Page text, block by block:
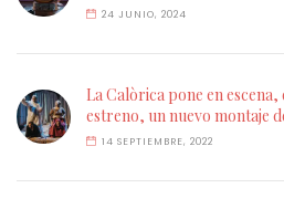
24 JUNIO, 2024
La Calòrica pone en escena,
estreno, un nuevo montaje
14 SEPTIEMBRE, 2022